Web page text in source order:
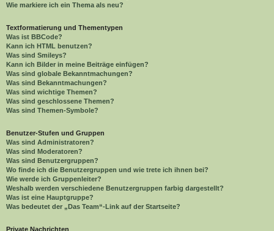
Wie markiere ich ein Thema als neu?
Textformatierung und Thementypen
Was ist BBCode?
Kann ich HTML benutzen?
Was sind Smileys?
Kann ich Bilder in meine Beiträge einfügen?
Was sind globale Bekanntmachungen?
Was sind Bekanntmachungen?
Was sind wichtige Themen?
Was sind geschlossene Themen?
Was sind Themen-Symbole?
Benutzer-Stufen und Gruppen
Was sind Administratoren?
Was sind Moderatoren?
Was sind Benutzergruppen?
Wo finde ich die Benutzergruppen und wie trete ich ihnen bei?
Wie werde ich Gruppenleiter?
Weshalb werden verschiedene Benutzergruppen farbig dargestellt?
Was ist eine Hauptgruppe?
Was bedeutet der „Das Team“-Link auf der Startseite?
Private Nachrichten